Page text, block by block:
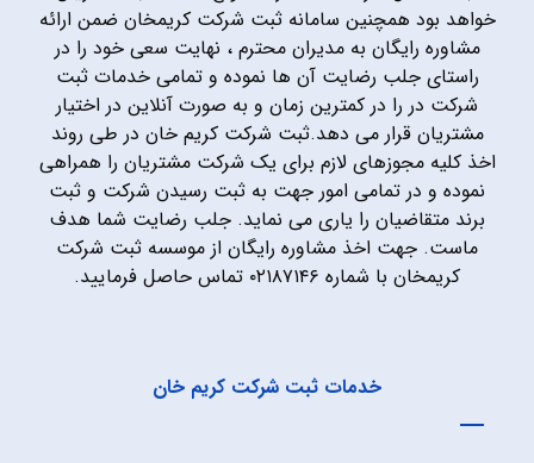
خواهد بود همچنین سامانه ثبت شرکت کریمخان ضمن ارائه
مشاوره رایگان به مدیران محترم ، نهایت سعی خود را در
راستای جلب رضایت آن ها نموده و تمامی خدمات ثبت
شرکت در را در کمترین زمان و به صورت آنلاین در اختیار
مشتریان قرار می دهد.ثبت شرکت کریم خان در طی روند
اخذ کلیه مجوزهای لازم برای یک شرکت مشتریان را همراهی
نموده و در تمامی امور جهت به ثبت رسیدن شرکت و ثبت
برند متقاضیان را یاری می نماید. جلب رضایت شما هدف
ماست. جهت اخذ مشاوره رایگان از موسسه ثبت شرکت
کریمخان با شماره ۰۲۱۸۷۱۴۶ تماس حاصل فرمایید.
خدمات ثبت شرکت کریم خان